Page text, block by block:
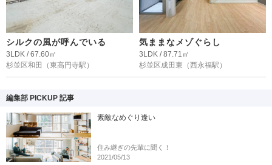
シルクの風が呼んでいる
3LDK / 67.60㎡
杉並区和田
（東高円寺駅）
気ままなメゾぐらし
3LDK / 87.71㎡
杉並区成田東 （西永福駅）
編集部 PICKUP 記事
素敵なめぐり逢い
住み継ぎの先輩に聞く！
2021/05/13